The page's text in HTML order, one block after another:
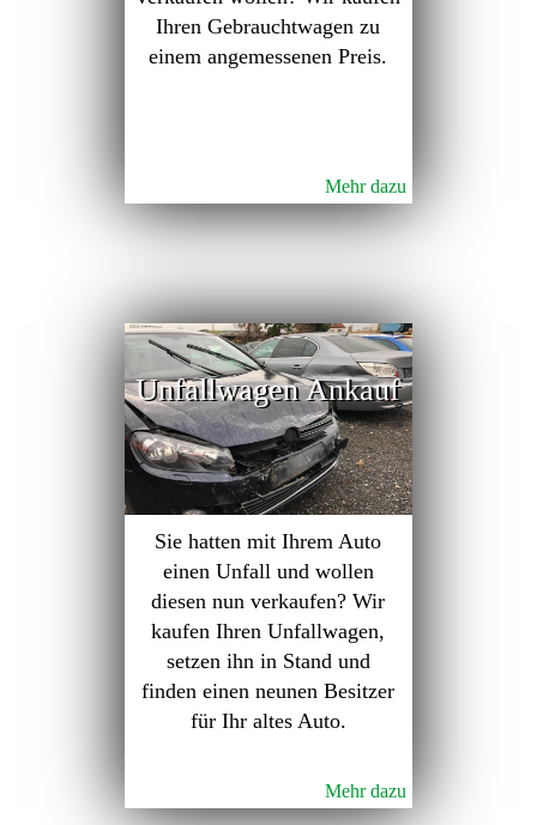
Ihren Gebrauchtwagen zu
einem angemessenen Preis.
Mehr dazu
Unfallwagen Ankauf
Sie hatten mit Ihrem Auto
einen Unfall und wollen
diesen nun verkaufen? Wir
kaufen Ihren Unfallwagen,
setzen ihn in Stand und
finden einen neunen Besitzer
für Ihr altes Auto.
Mehr dazu